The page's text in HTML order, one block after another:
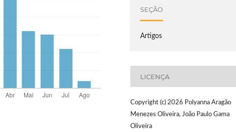
SEÇÃO
Artigos
LICENÇA
Copyright (c) 2026 Polyanna Aragão
Menezes Oliveira, João Paulo Gama
Oliveira